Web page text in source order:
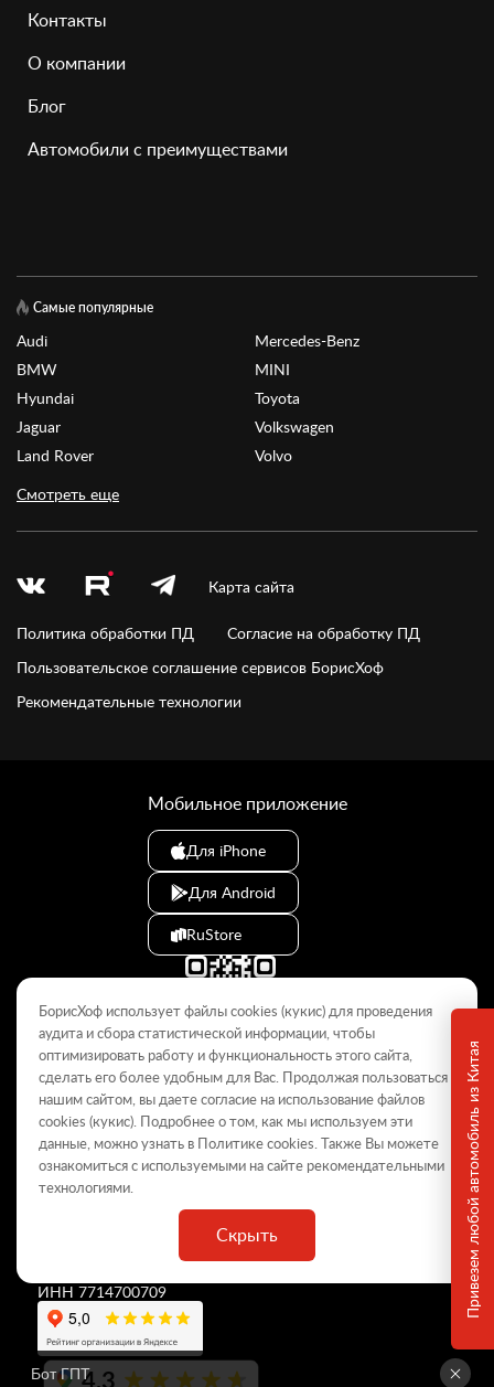
Привезем любой автомобиль из Китая
Контакты
О компании
Блог
Автомобили с преимуществами
Самые популярные
Audi
BMW
Hyundai
Jaguar
Land Rover
Mercedes-Benz
MINI
Toyota
Volkswagen
Volvo
Смотреть еще
Карта сайта
Политика обработки ПД
Согласие на обработку ПД
Пользовательское соглашение сервисов БорисХоф
Рекомендательные технологии
© 2009–2026
Данный интернет-сайт носит информационный характер и не
является публичной офертой, определяемой положениями Статьи
437 ГК РФ. Для получения подробной информации обращайтесь в
дилерские центры.
БорисХоф Холдинг»
ИНН 7714700709
Мобильное приложение
Для iPhone
Для Android
RuStore
БорисХоф использует файлы cookies (кукиc) для проведения
аудита и сбора статистической информации, чтобы
оптимизировать работу и функциональность этого сайта,
сделать его более удобным для Вас. Продолжая пользоваться
нашим сайтом, вы даете согласие на использование файлов
cookies (кукиc). Подробнее о том, как мы используем эти
данные, можно узнать в Политикеcookies. Также Вы можете
ознакомиться с используемыми на сайте рекомендательными
технологиями.
Скрыть
Бот ГПТ